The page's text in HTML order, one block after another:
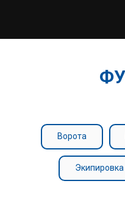
Ворота
Экипировка